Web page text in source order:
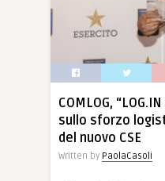
COMLOG,
sullo sforzo
del nuovo CSE
Written by PaolaCasoli